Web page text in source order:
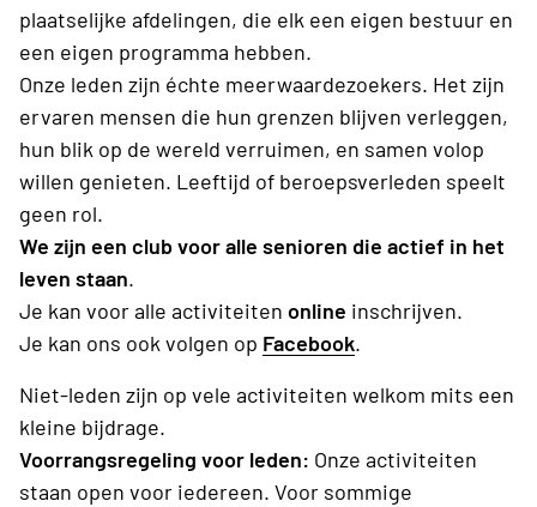
plaatselijke afdelingen, die elk een eigen bestuur en
een eigen programma hebben.
Onze leden zijn échte meerwaardezoekers. Het zijn
ervaren mensen die hun grenzen blijven verleggen,
hun blik op de wereld verruimen, en samen volop
willen genieten. Leeftijd of beroepsverleden speelt
geen rol.
We zijn een club vooralle senioren die actief in het
leven staan.
Je kan voor alle activiteiten online inschrijven.
Je kan ons ook volgen op Facebook.
Niet-leden zijn op vele activiteiten welkom mits een
kleine bijdrage.
Voorrangsregeling voor leden: Onze activiteiten
staan open voor iedereen. Voor sommige